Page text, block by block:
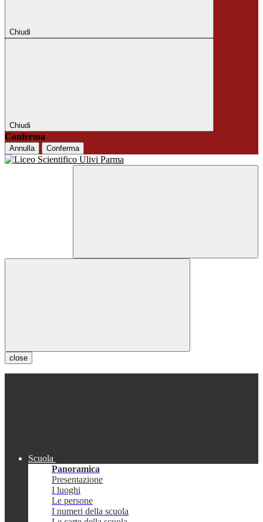
Chiudi
Chiudi
Conferma
Annulla Conferma
close
Scuola
Panoramica
Presentazione
I luoghi
Le persone
I numeri della scuola